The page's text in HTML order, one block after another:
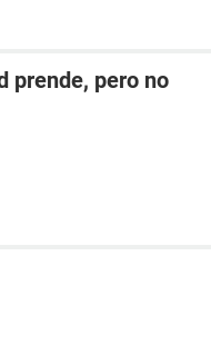
prende, pero no